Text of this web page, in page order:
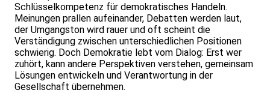
Schlüsselkompetenz für demokratisches Handeln.
Meinungen prallen aufeinander, Debatten werden laut,
der Umgangston wird rauer und oft scheint die
Verständigung zwischen unterschiedlichen Positionen
schwierig. Doch Demokratie lebt vom Dialog: Erst wer
zuhört, kann andere Perspektiven verstehen, gemeinsam
Lösungen entwickeln und Verantwortung in der
Gesellschaft übernehmen.